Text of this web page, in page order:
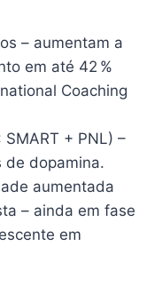
– aumentam a
em até 42 %
Coaching
+ PNL) –
de dopamina.
aumentada
– ainda em fase
em